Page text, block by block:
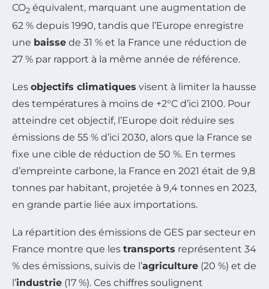
CO2 équivalent, marquant une augmentation de
62 % depuis 1990, tandis que l’Europe enregistre
une baisse de 31 % et la France une réduction de
27 % par rapport à la même année de référence.
Les objectifs climatiques visent à limiter la hausse
des températures à moins de +2°C d’ici 2100. Pour
atteindre cet objectif, l’Europe doit réduire ses
émissions de 55 % d’ici 2030, alors que la France se
fixe une cible de réduction de 50 %. En termes
d’empreinte carbone, la France en 2021 était de 9,8
tonnes par habitant, projetée à 9,4 tonnes en 2023,
en grande partie liée aux importations.
La répartition des émissions de GES par secteur en
France montre que les transports représentent 34
% des émissions, suivis de l’agriculture (20 %) et de
l’industrie (17 %). Ces chiffres soulignent